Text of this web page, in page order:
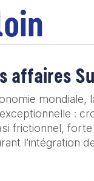
affaires
mondiale,
:
frictionnel,
l’intégration